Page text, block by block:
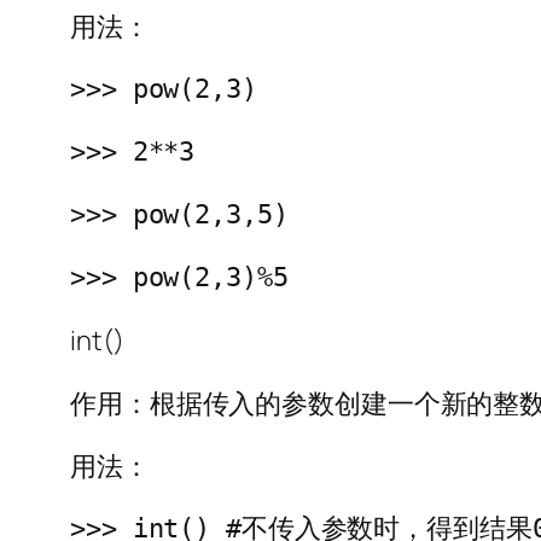
用法：
>>> pow(2,3)
>>> 2**3
>>> pow(2,3,5)
>>> pow(2,3)%5
int()
作用：根据传入的参数创建一个新的整数
用法：
>>> int() #不传入参数时，得到结果0